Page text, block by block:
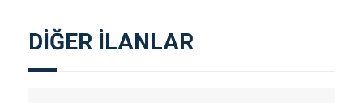
DİĞER İLANLAR